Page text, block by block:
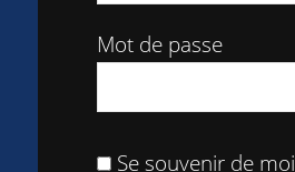
Mot de passe
Se souvenir de moi